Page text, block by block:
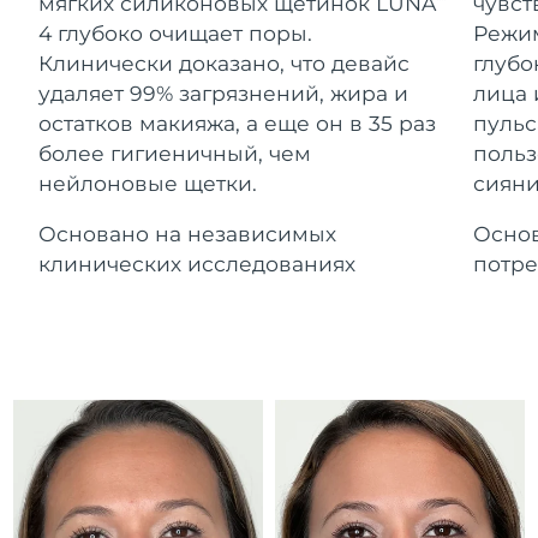
4 глубоко очищает поры.
Клинически доказано, что девайс
удаляет 99% загрязнений, жира и
остатков макияжа, а еще он в 35 раз
более гигиеничный, чем
нейлоновые щетки.
Основано на независимых
клинических исследованиях
лица
For healthy hair
Косметика Для мужчин
Купить
Гибралтар
Ожидаемая дата доставки
13/8/26
Греция
Ожидаемая дата доставки
Гонконг (САР)
Ожидаемая дата доставки
10/8/26
Венгрия
Ожидаемая дата доставки
Ирландия
Ожидаемая дата доставки
9/8/26
о-в Мэн
Ожидаемая дата доставки